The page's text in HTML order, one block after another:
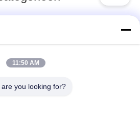
Omvormer
Ultrasone
11:50 AM
you looking for?